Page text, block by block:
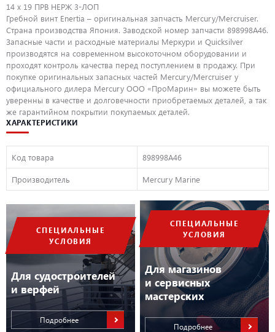
СПЕЦИАЛЬНЫЕ
УСЛОВИЯ
Для судостроителей
и верфей
Подробнее
СПЕЦИАЛЬНЫЕ
УСЛОВИЯ
Для магазинов
и сервисных
мастерских
Подробнее
14 x 19 ПРВ НЕРЖ 3-ЛОП
Гребной винт Enertia – оригинальная запчасть Mercury/Mercruiser.
Страна производства Япония. Заводской номер запчасти 898998A46.
Запасные части и расходные материалы Меркури и Quicksilver
производятся на современном высокоточном оборудовании и
проходят контроль качества перед поступлением в продажу. При
покупке оригинальных запасных частей Mercury/Mercruiser у
официального дилера Mercury ООО «ПроМарин» вы можете быть
уверенны в качестве и долговечности приобретаемых деталей, а так
же гарантийном покрытии покупаемых деталей.
ХАРАКТЕРИСТИКИ
Код товара 898998A46
Производитель Mercury Marine